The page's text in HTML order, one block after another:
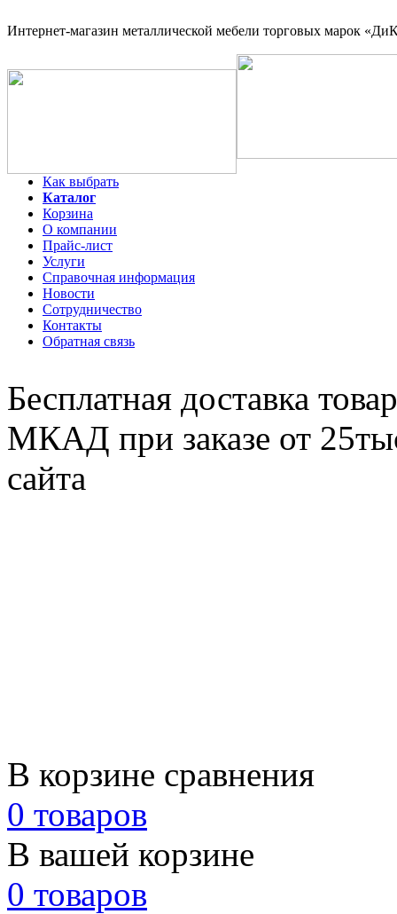
Интернет-магазин металлической мебели торговых марок
Как выбрать
Каталог
Корзина
О компании
Прайс-лист
Услуги
Справочная информация
Новости
Сотрудничество
Контакты
Обратная связь
Бесплатная доставка
МКАД при заказе от
сайта
В корзине сравнения
0 товаров
В вашей корзине
0 товаров